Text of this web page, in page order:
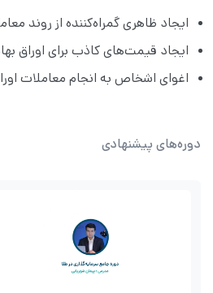
ایجاد ظاهری گمراه‌کننده از روند
ایجاد قیمت‌های کاذب برای اوراق
اغوای اشخاص به انجام معاملات
دوره‌های پیشنهادی